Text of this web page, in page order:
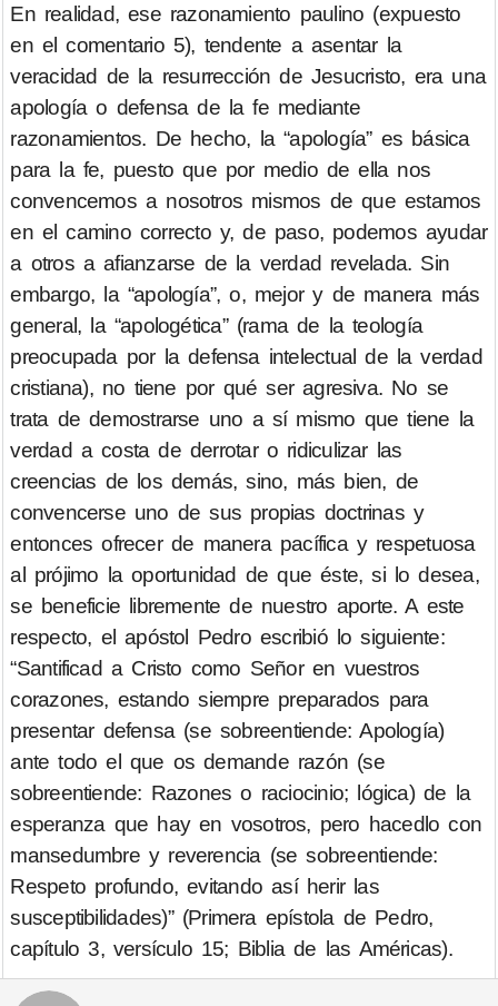
En realidad, ese razonamiento paulino (expuesto
en el comentario 5), tendente a asentar la
veracidad de la resurrección de Jesucristo, era una
apología o defensa de la fe mediante
razonamientos. De hecho, la “apología” es básica
para la fe, puesto que por medio de ella nos
convencemos a nosotros mismos de que estamos
en el camino correcto y, de paso, podemos ayudar
a otros a afianzarse de la verdad revelada. Sin
embargo, la “apología”, o, mejor y de manera más
general, la “apologética” (rama de la teología
preocupada por la defensa intelectual de la verdad
cristiana), no tiene por qué ser agresiva. No se
trata de demostrarse uno a sí mismo que tiene la
verdad a costa de derrotar o ridiculizar las
creencias de los demás, sino, más bien, de
convencerse uno de sus propias doctrinas y
entonces ofrecer de manera pacífica y respetuosa
al prójimo la oportunidad de que éste, si lo desea,
se beneficie libremente de nuestro aporte. A este
respecto, el apóstol Pedro escribió lo siguiente:
“Santificad a Cristo como Señor en vuestros
corazones, estando siempre preparados para
presentar defensa (se sobreentiende: Apología)
ante todo el que os demande razón (se
sobreentiende: Razones o raciocinio; lógica) de la
esperanza que hay en vosotros, pero hacedlo con
mansedumbre y reverencia (se sobreentiende:
Respeto profundo, evitando así herir las
susceptibilidades)” (Primera epístola de Pedro,
capítulo 3, versículo 15; Biblia de las Américas).